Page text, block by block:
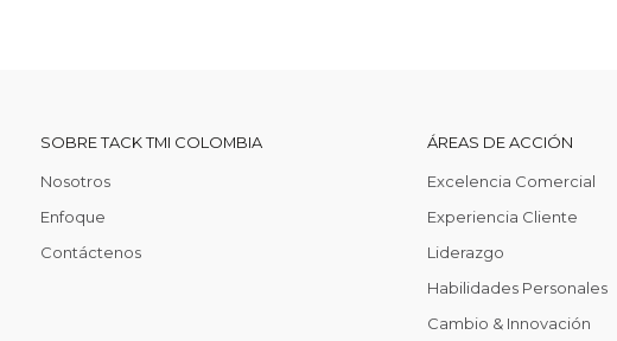
SOBRE TACK TMI COLOMBIA
Nosotros
Enfoque
Contáctenos
ÁREAS DE ACCIÓN
Excelencia Comercial
Experiencia Cliente
Liderazgo
Habilidades Personales
Cambio & Innovación